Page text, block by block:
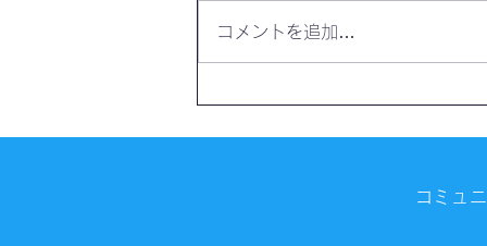
コメントを追加…
コミュ